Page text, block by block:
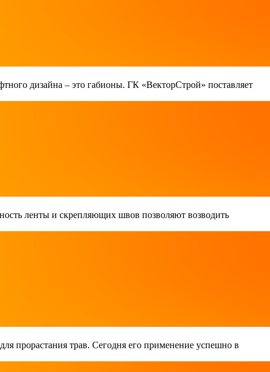
дизайна – это габионы. ГК «ВекторСтрой» поставляет
ленты и скрепляющих швов позволяют возводить
прорастания трав. Сегодня его применение успешно в